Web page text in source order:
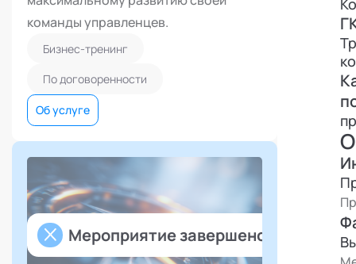
команды управленцев.
Бизнес-тренинг
По договоренности
Об услуге
Мероприятие завершено